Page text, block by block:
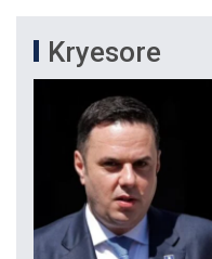
Kryesore